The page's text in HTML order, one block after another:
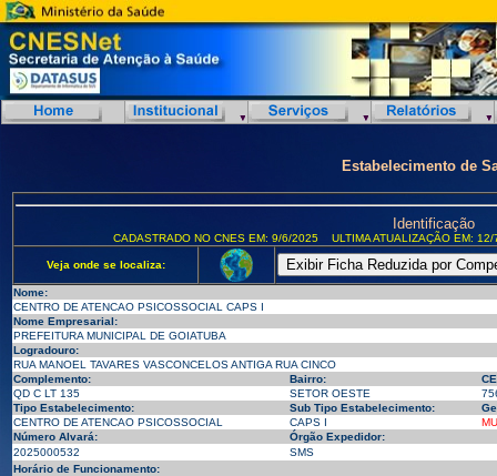
Estabelecimento de
Identificação
CADASTRADO NO CNES EM: 9/6/2025 ULTIMA ATUALIZAÇÃO EM:
Veja onde se localiza:
Nome:
CENTRO DE ATENCAO PSICOSSOCIAL CAPS I
Nome Empresarial:
PREFEITURA MUNICIPAL DE GOIATUBA
Logradouro:
RUA MANOEL TAVARES VASCONCELOS ANTIGA RUA CINCO
Complemento:
Bairro:
QD C LT 135
SETOR OESTE
Tipo Estabelecimento:
Sub Tipo Estabelecimento:
CENTRO DE ATENCAO PSICOSSOCIAL
CAPS I
Número Alvará:
Órgão Expedidor:
2025000532
SMS
Horário de Funcionamento: